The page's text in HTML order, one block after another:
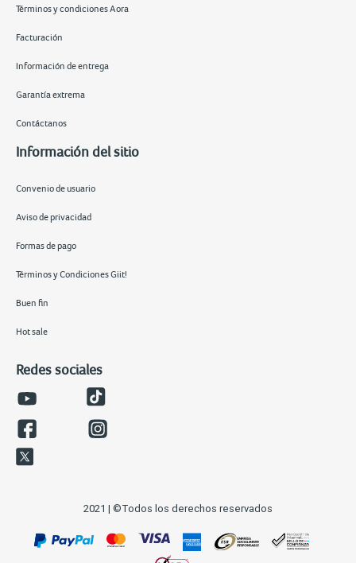
Términos y condiciones Aora
Facturación
Información de entrega
Garantía extrema
Contáctanos
Información del sitio
Convenio de usuario
Aviso de privacidad
Formas de pago
Términos y Condiciones Giit!
Buen fin
Hot sale
Redes sociales
2021 | ©Todos los derechos reservados